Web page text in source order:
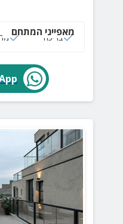
מאפייני המתחם
בריכה